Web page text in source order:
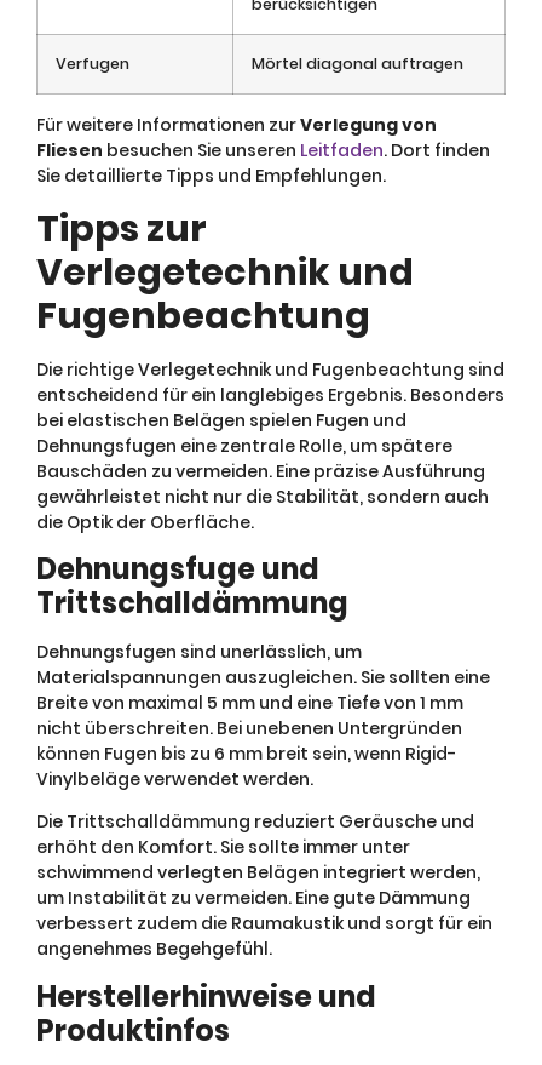
berücksichtigen
Verfugen Mörtel diagonal auftragen
Für weitere Informationen zurVerlegung von
Fliesen besuchen Sie unseren Leitfaden. Dort finden
Sie detaillierte Tipps und Empfehlungen.
Tipps zur
Verlegetechnik und
Fugenbeachtung
Die richtige Verlegetechnik und Fugenbeachtung sind
entscheidend für ein langlebiges Ergebnis. Besonders
bei elastischen Belägen spielen Fugen und
Dehnungsfugen eine zentrale Rolle, um spätere
Bauschäden zu vermeiden. Eine präzise Ausführung
gewährleistet nicht nur die Stabilität, sondern auch
die Optik der Oberfläche.
Dehnungsfuge und
Trittschalldämmung
Dehnungsfugen sind unerlässlich, um
Materialspannungen auszugleichen. Sie sollten eine
Breite von maximal 5 mm und eine Tiefe von 1 mm
nicht überschreiten. Bei unebenen Untergründen
können Fugen bis zu 6 mm breit sein, wenn Rigid-
Vinylbeläge verwendet werden.
Die Trittschalldämmung reduziert Geräusche und
erhöht den Komfort. Sie sollte immer unter
schwimmend verlegten Belägen integriert werden,
um Instabilität zu vermeiden. Eine gute Dämmung
verbessert zudem die Raumakustik und sorgt für ein
angenehmes Begehgefühl.
Herstellerhinweise und
Produktinfos